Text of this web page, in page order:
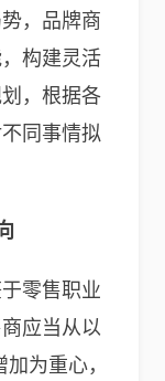
，品牌商
构建灵活
，根据各
同事情拟
零售职业
应当从以
为重心，